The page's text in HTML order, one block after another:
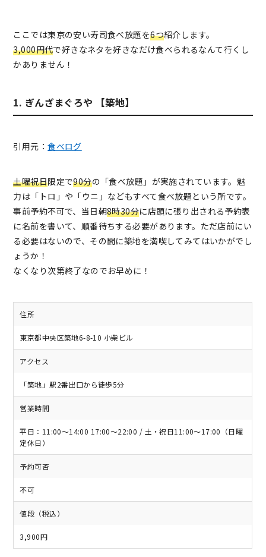
ここでは東京の安い寿司食べ放題を6つ紹介します。
3,000円代で好きなネタを好きなだけ食べられるなんて行くし
かありません！
1. ぎんざまぐろや 【築地】
引用元：食べログ
土曜祝日限定で90分の「食べ放題」が実施されています。魅
力は「トロ」や「ウニ」などもすべて食べ放題という所です。
事前予約不可で、当日朝8時30分に店頭に張り出される予約表
に名前を書いて、順番待ちする必要があります。ただ店前にい
る必要はないので、その間に築地を満喫してみてはいかがでし
ょうか！
なくなり次第終了なのでお早めに！
住所
東京都中央区築地6-8-10 小柴ビル
アクセス
「築地」駅2番出口から徒歩5分
営業時間
平日：11:00～14:00 17:00～22:00 / 土・祝日11:00～17:00（日曜
定休日）
予約可否
不可
値段（税込）
3,900円